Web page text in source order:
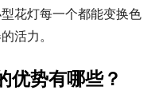
花灯每一个都能变换色
活力。
优势有哪些？